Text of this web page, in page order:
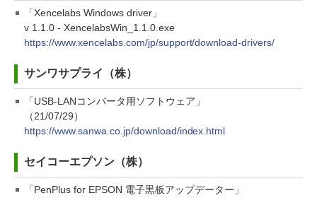
「Xencelabs Windows driver」
v 1.1.0 - XencelabsWin_1.1.0.exe
https://www.xencelabs.com/jp/support/download-drivers/
サンワサプライ（株）
「USB-LANコンバータ用ソフトウェア」
（21/07/29）
https://www.sanwa.co.jp/download/index.html
セイコーエプソン（株）
「PenPlus for EPSON 電子黒板アップデーター」